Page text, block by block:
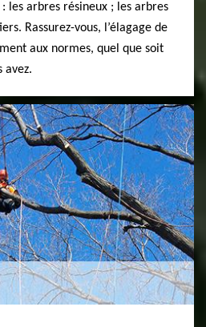
les arbres résineux ; les arbres
Rassurez-vous, l’élagage de
aux normes, quel que soit
avez.